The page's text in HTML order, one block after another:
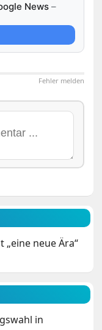
News –
Fehler melden
neue Ära“
in